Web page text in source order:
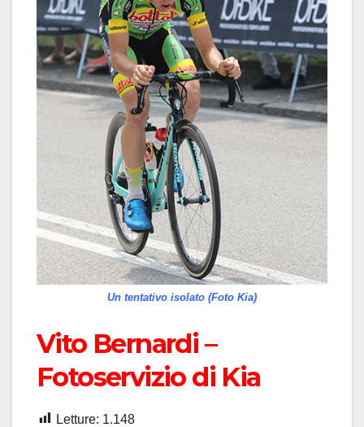
Un tentativo isolato (Foto Kia)
Vito Bernardi –
Fotoservizio di Kia
Letture: 1.148